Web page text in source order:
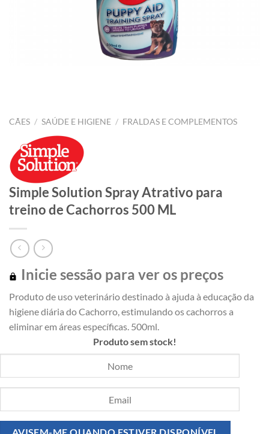
CÃES / SAÚDE E HIGIENE / FRALDAS E COMPLEMENTOS
Simple Solution Spray Atrativo para
treino de Cachorros 500 ML
Inicie sessão para ver os preços
Produto de uso veterinário destinado à ajuda à educação da
higiene diária do Cachorro, estimulando os cachorros a
eliminar em áreas específicas. 500ml.
Produto sem stock!